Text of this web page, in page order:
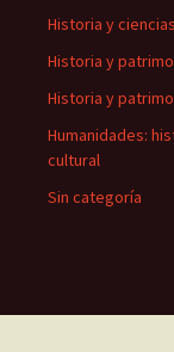
Historia y
Historia y
Historia y
Humanidades:
cultural
Sin categoría